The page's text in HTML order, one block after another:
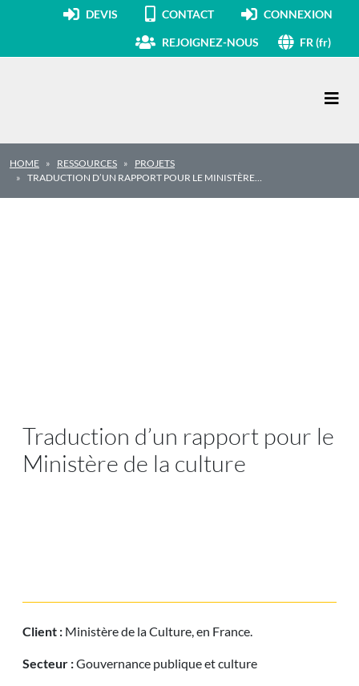
DEVIS CONTACT CONNEXION
REJOIGNEZ-NOUS FR (fr)
HOME RESSOURCES
PROJETS
TRADUCTION D’UN RAPPORT POUR LE MINISTÈRE…
Traduction d’un rapport pour le
Ministère de la culture
Client : Ministère de la Culture, en France.
Secteur :Gouvernance publique et culture